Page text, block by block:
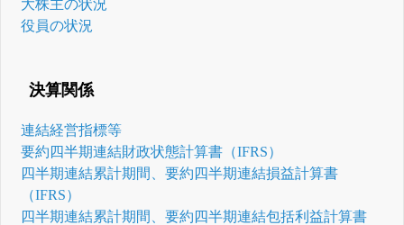
大株主の状況
役員の状況
決算関係
連結経営指標等
要約四半期連結財政状態計算書（IFRS）
四半期連結累計期間、要約四半期連結損益計算書
（IFRS）
四半期連結累計期間、要約四半期連結包括利益計算書